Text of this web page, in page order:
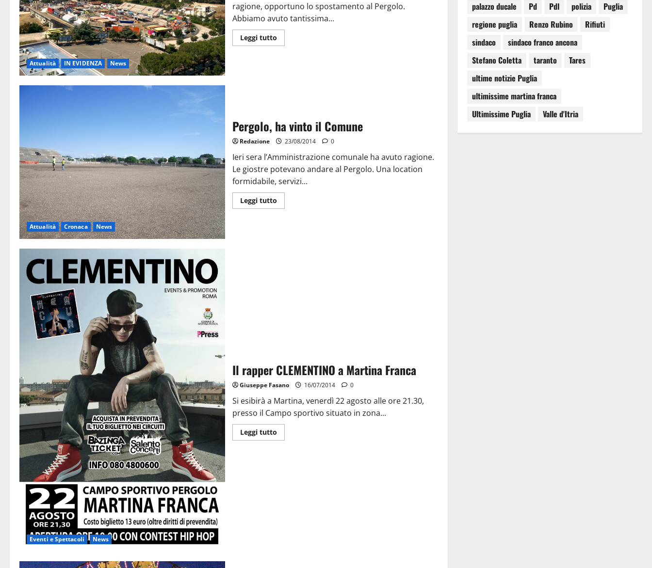
Attualità IN EVIDENZA News
ragione, opportuno lo spostamento al Pergolo.
Abbiamo avuto tantissima...
Leggi tutto
Attualità Cronaca News
Pergolo, ha vinto il Comune
Redazione 23/08/2014 0
Ieri sera l’Amministrazione comunale ha avuto ragione.
Le giostre potevano andare al Pergolo. Una location
formidabile, servizi...
Leggi tutto
Eventi e Spettacoli News
Il rapper CLEMENTINO a Martina Franca
Giuseppe Fasano 16/07/2014 0
Si esibirà a Martina, venerdì 22 agosto alle ore 21.30,
presso il Campo sportivo situato in zona...
Leggi tutto
palazzo ducale
Pd Pdl polizia
Puglia
regione puglia
Renzo Rubino
Rifiuti
sindaco
sindaco franco ancona
Stefano Coletta
taranto
Tares
ultime notizie Puglia
ultimissime martina franca
Ultimissime Puglia
Valle d'Itria